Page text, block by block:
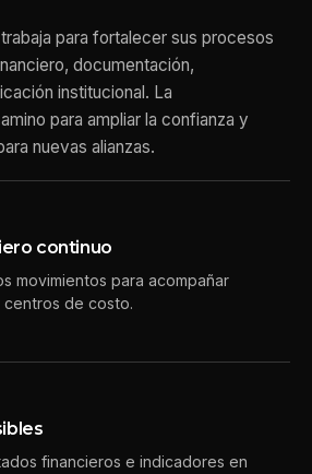
para fortalecer sus procesos
documentación,
institucional. La
para ampliar la confianza y
nuevas alianzas.
continuo
movimientos para acompañar
de costo.
financieros e indicadores en